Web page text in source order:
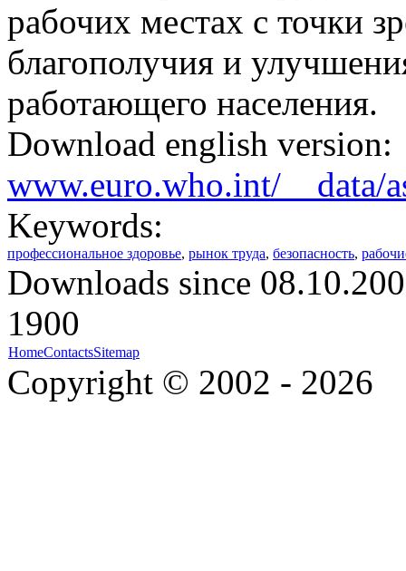
рабочих местах с точки
благополучия и
работающего населения.
Download english version:
www.euro.who.int/__data/
Keywords:
профессиональное здоровье, рынок труда, безопасность,
Downloads since
1900
HomeContactsSitemap
Copyright © 2002 - 2026